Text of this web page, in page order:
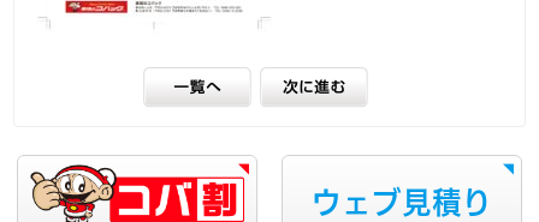
ウェブ見積り